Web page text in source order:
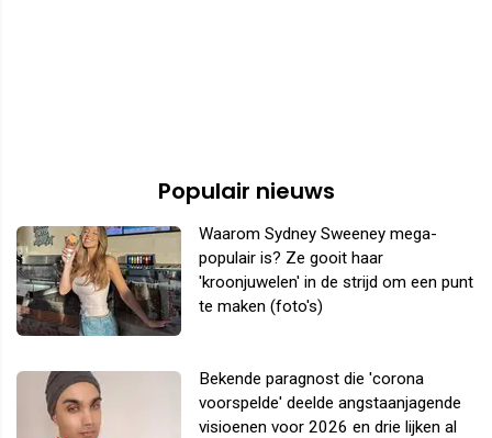
Populair nieuws
Waarom Sydney Sweeney mega-
populair is? Ze gooit haar
'kroonjuwelen' in de strijd om een punt
te maken (foto's)
Bekende paragnost die 'corona
voorspelde' deelde angstaanjagende
visioenen voor 2026 en drie lijken al